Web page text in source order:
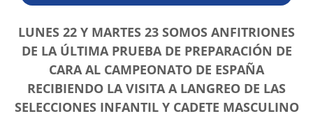
LUNES 22 Y MARTES 23 SOMOS ANFITRIONES
DE LA ÚLTIMA PRUEBA DE PREPARACIÓN DE
CARA AL CAMPEONATO DE ESPAÑA
RECIBIENDO LA VISITA A LANGREO DE LAS
SELECCIONES INFANTIL Y CADETE MASCULINO